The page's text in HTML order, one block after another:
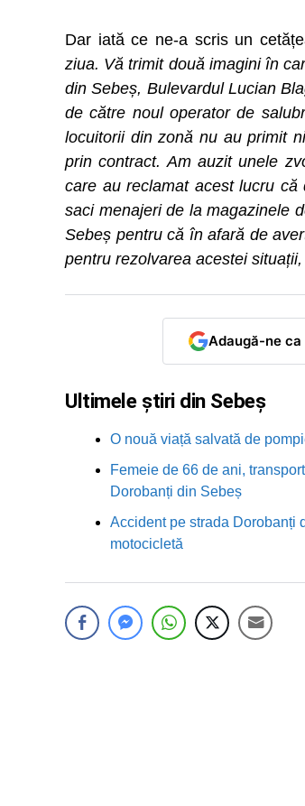
Dar iată ce ne-a scris un
ziua. Vă trimit două imagini în
din Sebeș, Bulevardul Lucian
de către noul operator de
locuitorii din zonă nu au primit
prin contract. Am auzit unele
care au reclamat acest lucru
saci menajeri de la magazinele
Sebeș pentru că în afară de
pentru rezolvarea acestei
Adaugă-ne
Ultimele știri din Sebeș
O nouă viață salvată de
Femeie de 66 de ani,
Dorobanți din Sebeș
Accident pe strada Dorobanți
motocicletă